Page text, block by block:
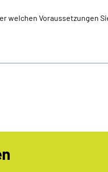
welchen Voraussetzungen